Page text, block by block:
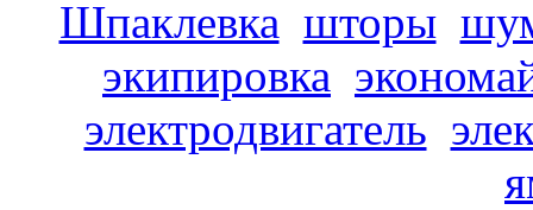
Шпаклевка шторы
экипировка
электродвигатель